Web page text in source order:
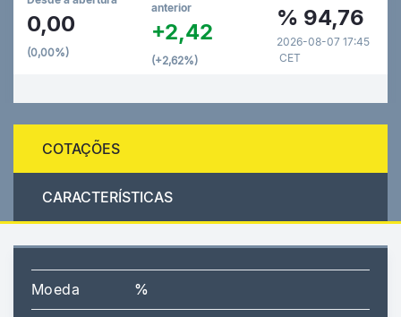
0,00
(0,00%)
anterior
+2,42
(+2,62%)
% 94,76
2026-08-07 17:45
CET
COTAÇÕES
CARACTERÍSTICAS
Moeda %